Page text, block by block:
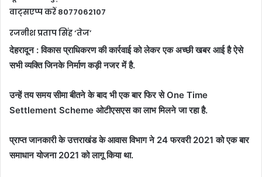
वाट्सएप्प करें 8077062107
रजनीश प्रताप सिंह ‘तेज’
देहरादून : विकास प्राधिकरण की कार्रवाई को लेकर एक अच्छी खबर आई है ऐसे
सभी व्यक्ति जिनके निर्माण कड़ी नजर में है.
उन्हें तय समय सीमा बीतने के बाद भी एक बार फिर से One Time
Settlement Scheme ओटीएसएस का लाभ मिलने जा रहा है.
प्राप्त जानकारी के उत्तराखंड के आवास विभाग ने 24 फरवरी 2021 को एक बार
समाधान योजना 2021 को लागू किया था.